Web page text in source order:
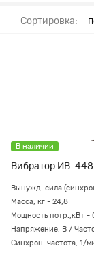
Сортировка:
В наличии
Вибратор ИВ-
Вынужд. сила
Масса, кг - 24,8
Мощность потр.,кВт -
Напряжение, В /
Синхрон. частота, 1/